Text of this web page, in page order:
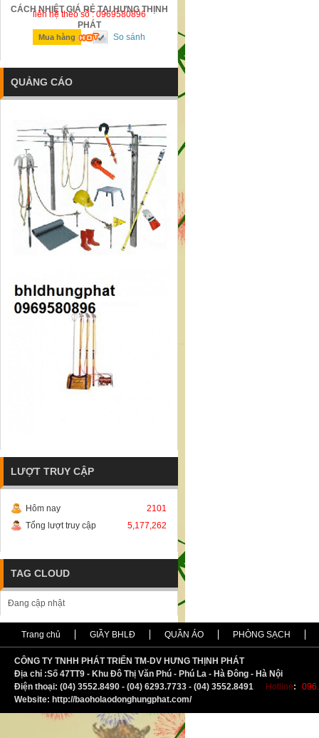
CÁCH NHIỆT GIÁ RẺ TẠI HƯNG THỊNH
PHÁT
liên hệ theo số : 0969580896
Mua hàng So sánh
QUẢNG CÁO
LƯỢT TRUY CẬP
Hôm nay
2101
Tổng lượt truy cập
5,177,262
TAG CLOUD
Đang cập nhật
Trang chủ GIẦY BHLĐ QUẦN ÁO PHÒNG SẠCH
CÔNG TY TNHH PHÁT TRIỂN TM-DV HƯNG THỊNH PHÁT
Địa chỉ :Số 47TT9 - Khu Đô Thị Văn Phú - Phú La - Hà Đông - Hà Nội
Điện thoại: (04) 3552.8490 - (04) 6293.7733 - (04) 3552.8491
Hotline:
Website: http://baoholaodonghungphat.com/